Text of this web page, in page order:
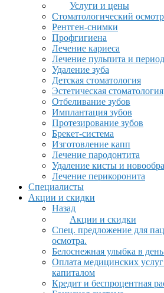
Услуги и цены
Стоматологический осмотр
Рентген-снимки
Профгигиена
Лечение кариеса
Лечение пульпита и
Удаление зуба
Детская стоматология
Эстетическая стоматология
Отбеливание зубов
Имплантация зубов
Протезирование зубов
Брекет-система
Изготовление капп
Лечение пародонтита
Удаление кисты и
Лечение перикоронита
Специалисты
Акции и скидки
Назад
Акции и скидки
Спец. предложение для
осмотра.
Белоснежная улыбка в
Оплата медицинских
капиталом
Кредит и беспроцентная